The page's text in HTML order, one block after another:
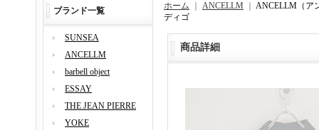
ブランド一覧
SUNSEA
ANCELLM
barbell object
ESSAY
THE JEAN PIERRE
YOKE
ホーム ANCELLM
ANCELLM（ア
ディゴ
商品詳細